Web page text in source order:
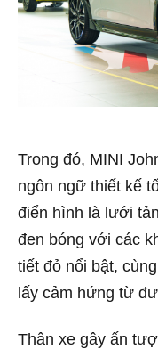
Trong đó, MINI
ngôn ngữ thiết kế
điển hình là lưới
đen bóng với các
tiết đỏ nổi bật,
lấy cảm hứng từ
Thân xe gây ấn